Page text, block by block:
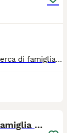
Cuccioli senza casa né amore...ancora in cerca di famiglia. Socievoli e buonissimi, chiedono solo un po d'amore. Vaccinati e sverminati. Quelli in foto e altri. Per adottarne uno chiamateci al 3?40?57?83?896 Dai 2 mesi, taglie medie sui 25 kg da adulti Arrivano con staffetta a Bologna, con ritiro a Casalecchio di Reno.
YOSHI 💙 quel sorriso merita una famiglia 😍😍